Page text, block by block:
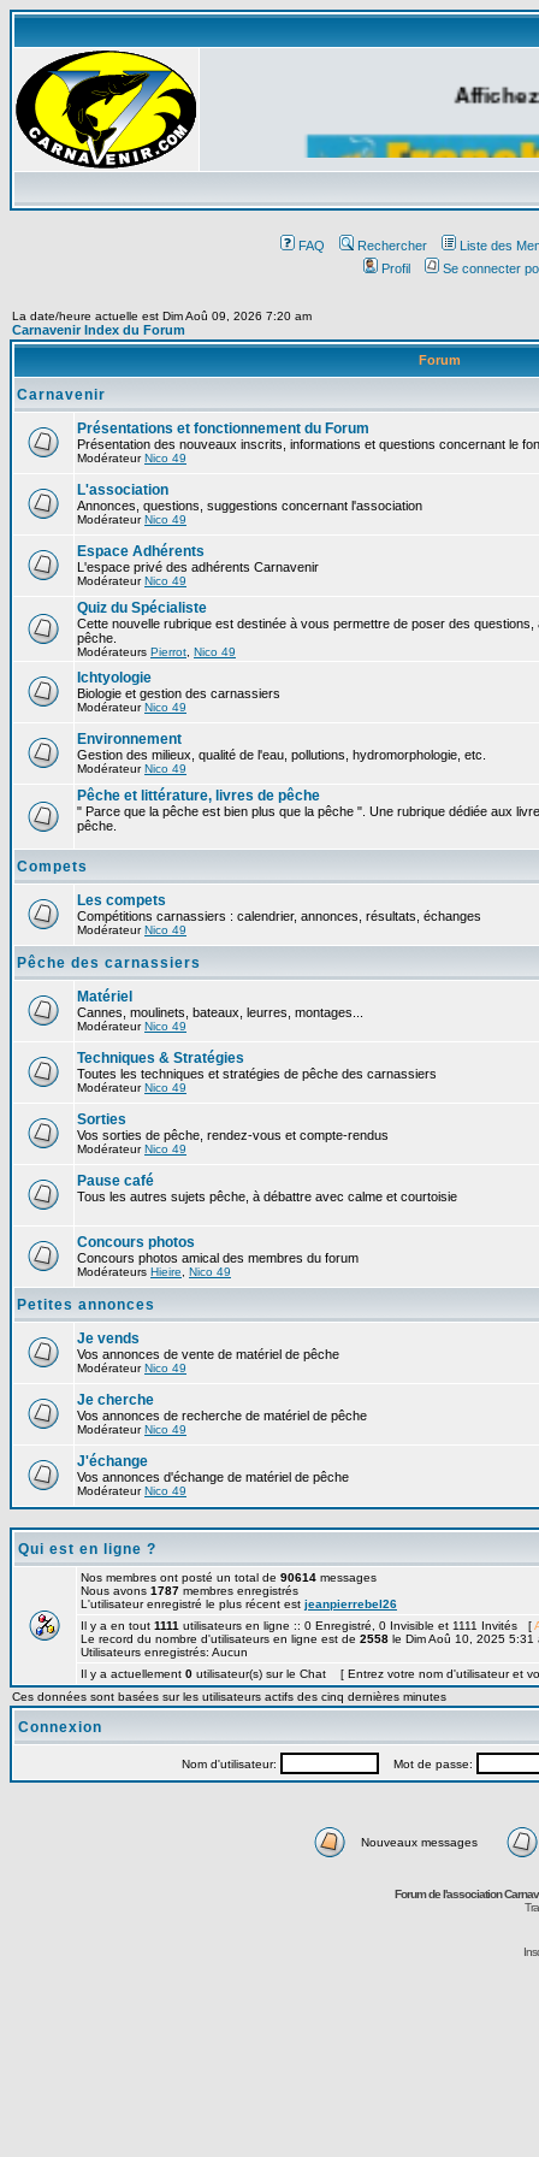
FAQ Rechercher
Liste des
Profil
Se connecter
La date/heure actuelle est Dim Aoû 09, 2026 7:20 am
Carnavenir Index du Forum
Forum
Carnavenir
Présentations et fonctionnement du Forum
Présentation des nouveaux inscrits, informations et questions concernant le
ModérateurNico 49
L'association
Annonces, questions, suggestions concernant l'association
ModérateurNico 49
Espace Adhérents
L'espace privé des adhérents Carnavenir
ModérateurNico 49
Quiz du Spécialiste
Cette nouvelle rubrique est destinée à vous permettre de poser des
pêche.
Modérateurs Pierrot Nico 49
Ichtyologie
Biologie et gestion des carnassiers
ModérateurNico 49
Environnement
Gestion des milieux, qualité de l'eau, pollutions, hydromorphologie, etc.
ModérateurNico 49
Pêche et littérature, livres de pêche
" Parce que la pêche est bien plus que la pêche ". Une rubrique dédiée aux
pêche.
Compets
Les compets
Compétitions carnassiers : calendrier, annonces, résultats, échanges
ModérateurNico 49
Pêche des carnassiers
Matériel
Cannes, moulinets, bateaux, leurres, montages...
ModérateurNico 49
Techniques & Stratégies
Toutes les techniques et stratégies de pêche des carnassiers
ModérateurNico 49
Sorties
Vos sorties de pêche, rendez-vous et compte-rendus
ModérateurNico 49
Pause café
Tous les autres sujets pêche, à débattre avec calme et courtoisie
Concours photos
Concours photos amical des membres du forum
Modérateurs Hieire Nico 49
Petites annonces
Je vends
Vos annonces de vente de matériel de pêche
ModérateurNico 49
Je cherche
Vos annonces de recherche de matériel de pêche
ModérateurNico 49
J'échange
Vos annonces d'échange de matériel de pêche
ModérateurNico 49
Qui est en ligne ?
Nos membres ont posté un total de 90614 messages
Nous avons 1787 membres enregistrés
L'utilisateur enregistré le plus récent est jeanpierrebel26
Il y a en tout 1111 utilisateurs en ligne :: 0 Enregistré, 0 Invisible et 1111 Invités [
Le record du nombre d'utilisateurs en ligne est de 2558 le Dim Aoû 10, 2025 5:31
Utilisateurs enregistrés: Aucun
Il y a actuellement 0 utilisateur(s) sur le Chat [ Entrez votre nom d'utilisateur et
Ces données sont basées sur les utilisateurs actifs des cinq dernières minutes
Connexion
Nom d'utilisateur: Mot de passe:
Nouveaux messages
Forum de l'association